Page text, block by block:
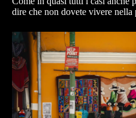
dire che non dovete vivere nella